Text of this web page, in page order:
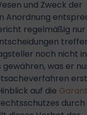
und Zweck der
Anordnung
regelmäßig nur
noch nicht
gewähren, was er
auf die
durch